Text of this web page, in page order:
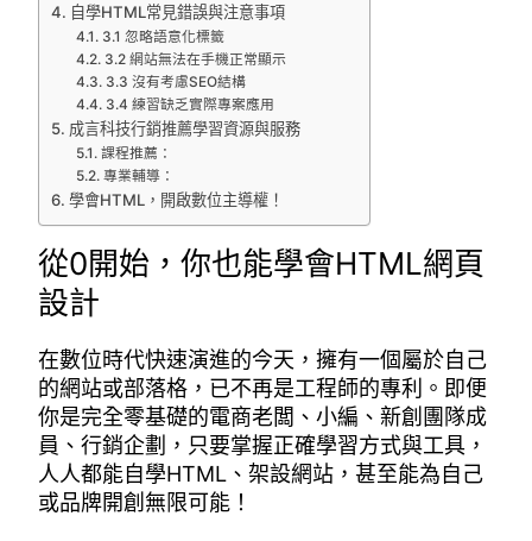
自學HTML常見錯誤與注意事項
3.1 忽略語意化標籤
3.2 網站無法在手機正常顯示
3.3 沒有考慮SEO結構
3.4 練習缺乏實際專案應用
成言科技行銷推薦學習資源與服務
課程推薦：
專業輔導：
學會HTML，開啟數位主導權！
從0開始，你也能學會HTML網頁
設計
在數位時代快速演進的今天，擁有一個屬於自己
的網站或部落格，已不再是工程師的專利。即便
你是完全零基礎的電商老闆、小編、新創團隊成
員、行銷企劃，只要掌握正確學習方式與工具，
人人都能自學HTML、架設網站，甚至能為自己
或品牌開創無限可能！